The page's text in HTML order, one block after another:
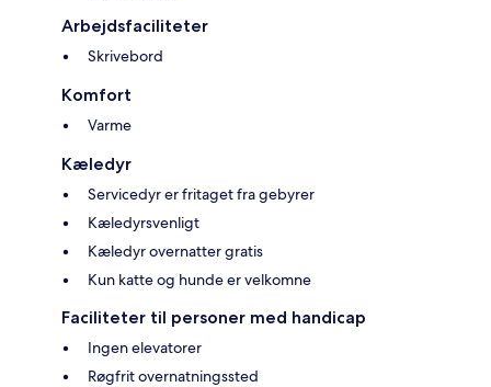
Arbejdsfaciliteter
Skrivebord
Komfort
Varme
Kæledyr
Servicedyr er fritaget fra gebyrer
Kæledyrsvenligt
Kæledyr overnatter gratis
Kun katte og hunde er velkomne
Faciliteter til personer med handicap
Ingen elevatorer
Røgfrit overnatningssted